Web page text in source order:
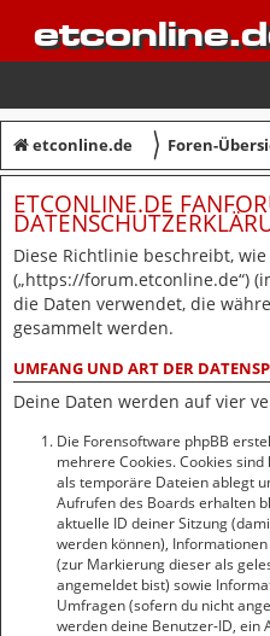
etconline.de 〉 Foren-
ETCONLINE.DE
Diese Richtlinie beschreibt,
(„https://forum.etconline.de“)
die Daten verwendet, die
gesammelt werden.
UMFANG UND ART DER
Deine Daten werden auf vier
Die Forensoftware phpBB
mehrere Cookies. Cookies
als temporäre Dateien ablegt
Aufrufen des Boards erhalten
aktuelle ID deiner Sitzung
werden können),
(zur Markierung dieser als
angemeldet bist) sowie
Umfragen (sofern du nicht
werden deine Benutzer-ID, ein